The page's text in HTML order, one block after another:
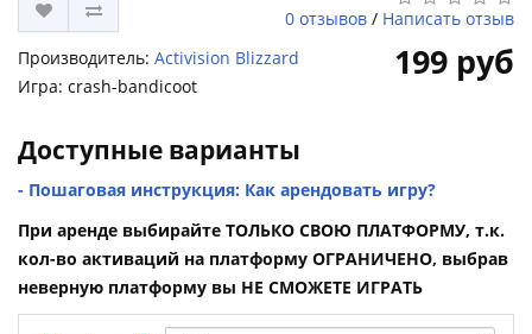
0 отзывов / Написать отзыв
Производитель: Activision Blizzard
Игра: crash-bandicoot
199 руб
Доступные варианты
- Пошаговая инструкция: Как арендовать игру?
При аренде выбирайте ТОЛЬКО СВОЮ ПЛАТФОРМУ, т.к.
кол-во активаций на платформу ОГРАНИЧЕНО, выбрав
неверную платформу вы НЕ СМОЖЕТЕ ИГРАТЬ